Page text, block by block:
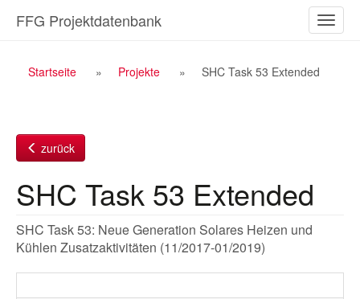
Inhalt
ein-/
FFG Projektdatenbank
Breadcrumb
Startseite Projekte SHC Task 53 Extended
zurück
SHC Task 53 Extended
SHC Task 53: Neue Generation Solares Heizen und
Kühlen Zusatzaktivitäten (11/2017-01/2019)